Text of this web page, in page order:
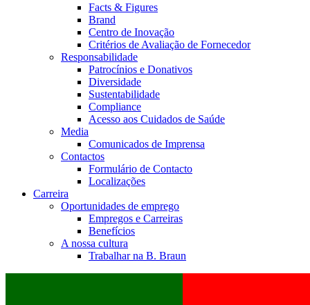
Facts & Figures
Brand
Centro de Inovação
Critérios de Avaliação de Fornecedor
Responsabilidade
Patrocínios e Donativos
Diversidade
Sustentabilidade
Compliance
Acesso aos Cuidados de Saúde
Media
Comunicados de Imprensa
Contactos
Formulário de Contacto
Localizações
Carreira
Oportunidades de emprego
Empregos e Carreiras
Benefícios
A nossa cultura
Trabalhar na B. Braun